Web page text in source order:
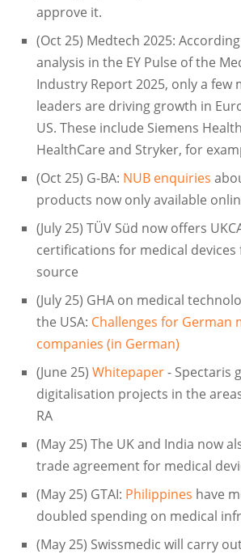
approve it.
(Oct 25) Medtech 2025:
analysis in the EY Pulse of the
Industry Report 2025, only a few
leaders are driving growth in
US. These include Siemens
HealthCare and Stryker, for
(Oct 25) G-BA: NUB enquiries
products now only available
(July 25) TÜV Süd now offers
certifications for medical devices
source
(July 25) GHA on medical
the USA: Challenges for German
companies (in German)
(June 25) Whitepaper- Spectaris
digitalisation projects in the
RA
(May 25) The UK and India now
trade agreement for medical
(May 25) GTAI: Philippines have
doubled spending on medical
(May 25) Swissmedic will carry